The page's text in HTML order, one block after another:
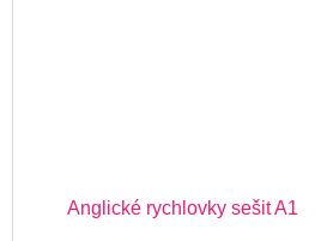
Anglické rychlovky sešit A1